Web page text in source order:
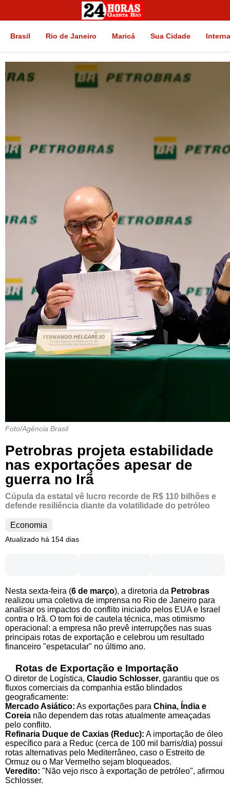
Brasil Rio de Janeiro Maricá Sua Cidade
Foto/Agência Brasil
Petrobras projeta estabilidade
nas exportações apesar de
guerra no Irã
Cúpula da estatal vê lucro recorde de R$ 110 bilhões e
defende resiliência diante da volatilidade do petróleo
Economia
Atualizado há 154 dias
Nesta sexta-feira (6 de março), a diretoria da Petrobras
realizou uma coletiva de imprensa no Rio de Janeiro para
analisar os impactos do conflito iniciado pelos EUA e Israel
contra o Irã. O tom foi de cautela técnica, mas otimismo
operacional: a empresa não prevê interrupções nas suas
principais rotas de exportação e celebrou um resultado
financeiro "espetacular" no último ano.
Rotas de Exportação e Importação
O diretor de Logística, Claudio Schlosser, garantiu que os
fluxos comerciais da companhia estão blindados
geograficamente:
Mercado Asiático: As exportações para China, Índia e
Coreia não dependem das rotas atualmente ameaçadas
pelo conflito.
Refinaria Duque de Caxias (Reduc): A importação de óleo
específico para a Reduc (cerca de 100 mil barris/dia) possui
rotas alternativas pelo Mediterrâneo, caso o Estreito de
Ormuz ou o Mar Vermelho sejam bloqueados.
Veredito: "Não vejo risco à exportação de petróleo", afirmou
Schlosser.